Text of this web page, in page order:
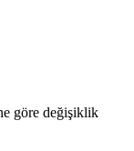
göre değişiklik